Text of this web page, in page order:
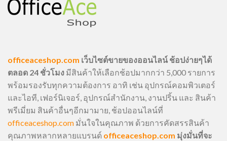
officeaceshop.com เว็บไซต์ขายของออนไลน์ ช้อปง่ายๆได้
ตลอด 24 ชั่วโมง มีสินค้าให้เลือกช้อปมากกว่า 5,000 รายการ
พร้อมรองรับทุกความต้องการ อาทิ เช่น อุปกรณ์คอมพิวเตอร์
และไอที, เฟอร์นิเจอร์, อุปกรณ์สำนักงาน, งานปริ้น และ สินค้า
พรีเมี่ยม สินค้าอื่นๆอีกมามาย, ช้อปออนไลน์ที่
officeaceshop.com มั่นใจในคุณภาพ ด้วยการคัดสรรสินค้า
คุณภาพหลากหลายแบรนด์ officeaceshop.com มุ่งมั่นที่จะ